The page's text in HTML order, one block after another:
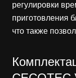
регулировки
приготовления
что также